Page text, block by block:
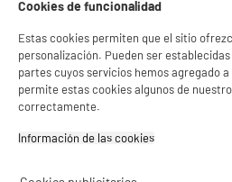
4.5/5(101)
Reloj inteligente
dorado
Pantalla :
Autonomía media
43
Cookies de funcionalidad
Estas cookies permiten que el sitio
personalización. Pueden ser
partes cuyos servicios hemos agregado
permite estas cookies algunos de
correctamente.
Información de las cookies‎